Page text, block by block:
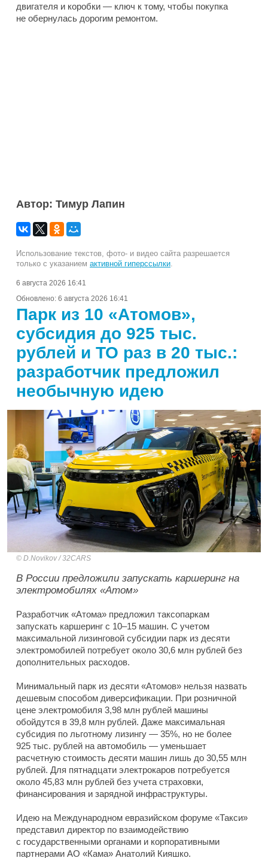
двигателя и коробки — ключ к тому, чтобы покупка
не обернулась дорогим ремонтом.
Автор: Тимур Лапин
Использование текстов, фото- и видео сайта разрешается
только с указанием активной гиперссылки
6 августа 2026 16:41
Обновлено: 6 августа 2026 16:41
Парк из 10 «Атомов»,
субсидия до 925 тыс.
рублей и ТО раз в 20 тыс.:
разработчик предложил
необычную идею
D.Novikov / 32CARS
В России предложили запускать каршеринг на
электромобилях «Атом»
Разработчик «Атома» предложил таксопаркам
запускать каршеринг с 10–15 машин. С учетом
максимальной лизинговой субсидии парк из десяти
электромобилей потребует около 30,6 млн рублей без
дополнительных расходов.
Минимальный парк из десяти «Атомов» нельзя назвать
дешевым способом диверсификации. При розничной
цене электромобиля 3,98 млн рублей машины
обойдутся в 39,8 млн рублей. Даже максимальная
субсидия по льготному лизингу — 35%, но не более
925 тыс. рублей на автомобиль — уменьшает
расчетную стоимость десяти машин лишь до 30,55 млн
рублей. Для пятнадцати электрокаров потребуется
около 45,83 млн рублей без учета страховки,
финансирования и зарядной инфраструктуры.
Идею на Международном евразийском форуме «Такси»
представил директор по взаимодействию
с государственными органами и корпоративными
партнерами АО «Кама» Анатолий Кияшко.